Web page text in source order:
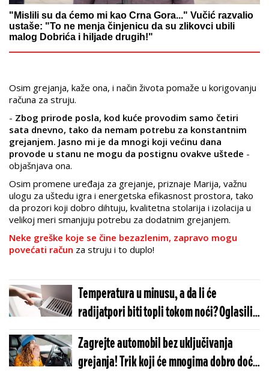
"Mislili su da ćemo mi kao Crna Gora..." Vučić razvalio
ustaše: "To ne menja činjenicu da su zlikovci ubili
malog Dobrića i hiljade drugih!"
Osim grejanja, kaže ona, i način života pomaže u korigovanju
računa za struju.
- Zbog prirode posla, kod kuće provodim samo četiri
sata dnevno, tako da nemam potrebu za konstantnim
grejanjem. Jasno mi je da mnogi koji većinu dana
provode u stanu ne mogu da postignu ovakve uštede -
objašnjava ona.
Osim promene uređaja za grejanje, priznaje Marija, važnu
ulogu za uštedu igra i energetska efikasnost prostora, tako
da prozori koji dobro dihtuju, kvalitetna stolarija i izolacija u
velikoj meri smanjuju potrebu za dodatnim grejanjem.
Neke greške koje se čine bezazlenim, zapravo mogu
povećati račun za struju i to duplo!
Temperatura u minusu, a da li će
radijatpori biti topli tokom noći? Oglasili
se iz "Beogradske elektrane"
Zagrejte automobil bez uključivanja
grejanja! Trik koji će mnogima dobro doći